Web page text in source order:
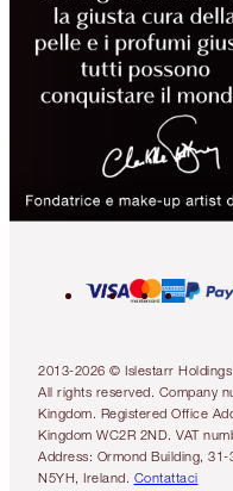
2013-2026 © Islestarr
All rights reserved. Company
Kingdom. Registered Office
Kingdom WC2R 2ND. VAT
Address: Ormond Building,
N5YH, Ireland. Contattaci